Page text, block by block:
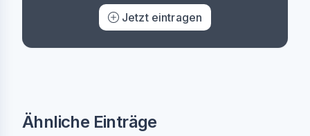
Jetzt eintragen
Ähnliche Einträge